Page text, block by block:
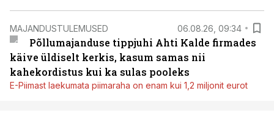
MAJANDUSTULEMUSED 06.08.26, 09:34
Põllumajanduse tippjuhi Ahti Kalde firmades
käive üldiselt kerkis, kasum samas nii
kahekordistus kui ka sulas pooleks
E-Piimast laekumata piimaraha on enam kui 1,2 miljonit eurot